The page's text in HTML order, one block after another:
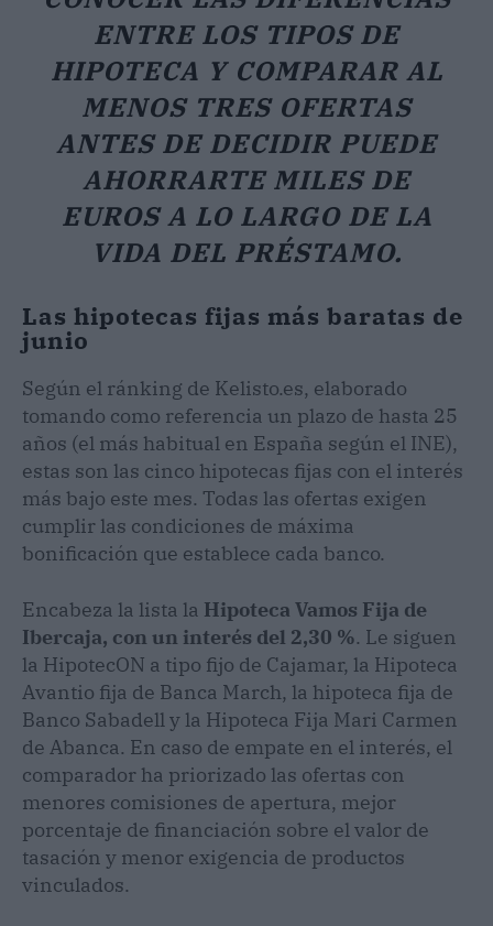
ENTRE LOS TIPOS DE
HIPOTECA Y COMPARAR AL
MENOS TRES OFERTAS
ANTES DE DECIDIR PUEDE
AHORRARTE MILES DE
EUROS A LO LARGO DE LA
VIDA DEL PRÉSTAMO.
Las hipotecas fijas más baratas de
junio
Según el ránking de Kelisto.es, elaborado
tomando como referencia un plazo de hasta 25
años (el más habitual en España según el INE),
estas son las cinco hipotecas fijas con el interés
más bajo este mes. Todas las ofertas exigen
cumplir las condiciones de máxima
bonificación que establece cada banco.
Encabeza la lista la Hipoteca Vamos Fija de
Ibercaja, con un interés del 2,30 %. Le siguen
la HipotecON a tipo fijo de Cajamar, la Hipoteca
Avantio fija de Banca March, la hipoteca fija de
Banco Sabadell y la Hipoteca Fija Mari Carmen
de Abanca. En caso de empate en el interés, el
comparador ha priorizado las ofertas con
menores comisiones de apertura, mejor
porcentaje de financiación sobre el valor de
tasación y menor exigencia de productos
vinculados.